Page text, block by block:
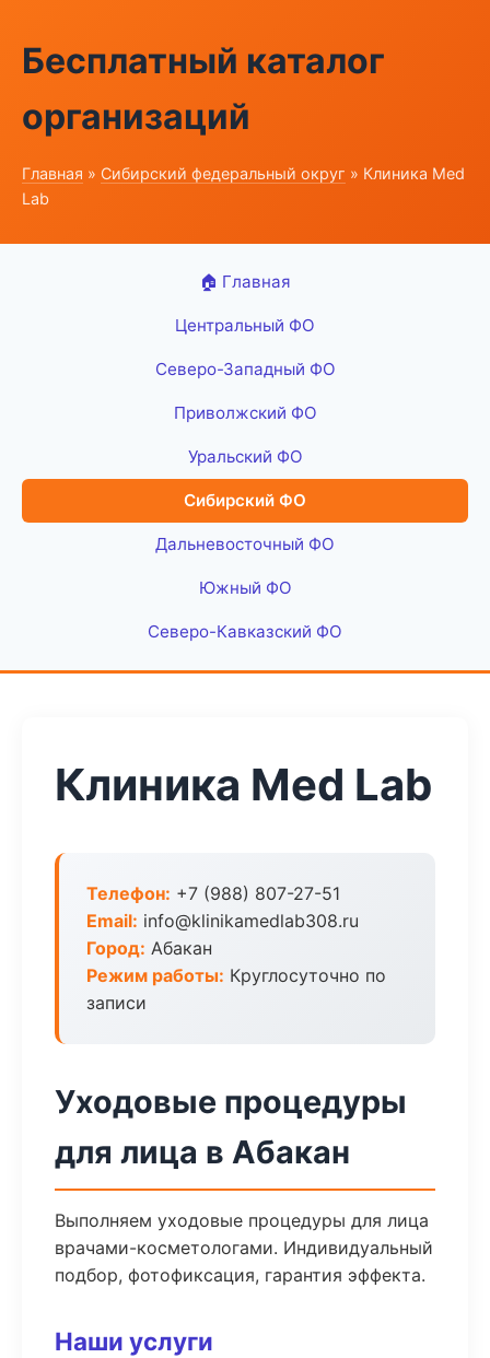
Бесплатный каталог
организаций
Главная » Сибирский федеральный округ » Клиника Med
Lab
🏠 Главная
Центральный ФО
Северо-Западный ФО
Приволжский ФО
Уральский ФО
Сибирский ФО
Дальневосточный ФО
Южный ФО
Северо-Кавказский ФО
Клиника Med Lab
Телефон: +7 (988) 807-27-51
Email: info@klinikamedlab308.ru
Город: Абакан
Режим работы: Круглосуточно по
записи
Уходовые процедуры
для лица в Абакан
Выполняем уходовые процедуры для лица
врачами-косметологами. Индивидуальный
подбор, фотофиксация, гарантия эффекта.
Наши услуги